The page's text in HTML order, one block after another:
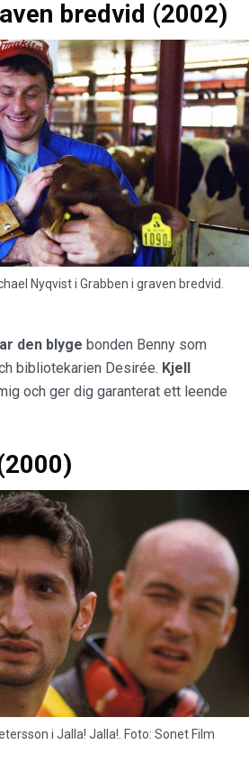
bredvid (2002)
Nyqvist i Grabben i graven bredvid.
den blygebonden Benny som
bibliotekarien Desirée.Kjell
och ger dig garanterat ett leende